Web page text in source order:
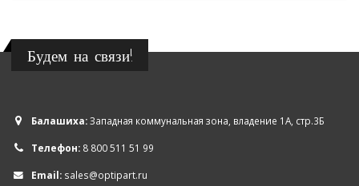
Будем на связи!
Балашиха:Западная коммунальная зона, владение 1А, стр.3Б
Телефон: 8 800 511 51 99
Email: sales@optipart.ru